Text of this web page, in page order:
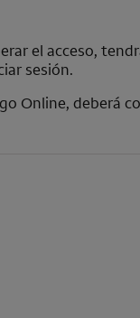
el acceso,
sesión.
Online, deberá